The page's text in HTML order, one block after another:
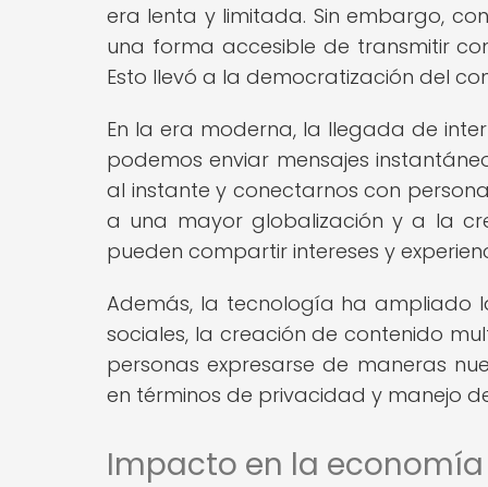
era lenta y limitada. Sin embargo,
una forma accesible de transmitir
Esto llevó a la democratización del
En la era moderna, la llegada de
podemos enviar mensajes
al instante y conectarnos con
a una mayor globalización y a la
pueden compartir intereses y
Además, la tecnología ha ampliado
sociales, la creación de contenido
personas expresarse de maneras
en términos de privacidad y manejo
Impacto en la